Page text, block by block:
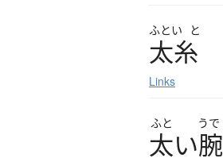
ふとい と
太糸
Links
ふと うで
太い腕